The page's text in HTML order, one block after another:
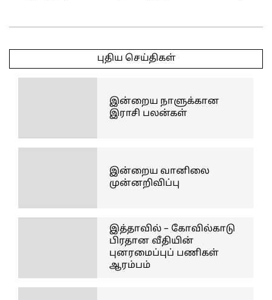
04-
புதிய செய்திகள்
இன்றைய நாளுக்கான
இராசி பலன்கள்
இன்றைய வானிலை
முன்னறிவிப்பு
இத்தாவில் – கோவில்காடு
பிரதான வீதியின்
புனரமைப்புப் பணிகள்
ஆரம்பம்